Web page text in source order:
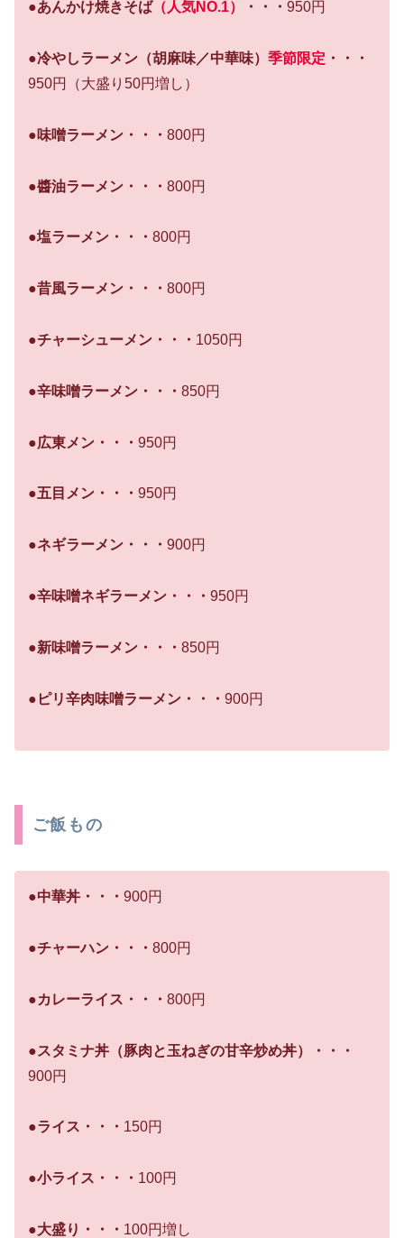
●あんかけ焼きそば（人気NO.1） ・・・ 950円
●冷やしラーメン（胡麻味／中華味） 季節限定 ・・・
950円
（大盛り50円増し）
●味噌ラーメン・・・ 800円
●醬油ラーメン・・・ 800円
●塩ラーメン・・・ 800円
●昔風ラーメン・・・ 800円
●チャーシューメン・・・ 1050円
●辛味噌ラーメン・・・ 850円
●広東メン・・・ 950円
●五目メン・・・ 950円
●ネギラーメン・・・ 900円
●辛味噌ネギラーメン・・・ 950円
●新味噌ラーメン・・・ 850円
●ピリ辛肉味噌ラーメン・・・ 900円
ご飯もの
●中華丼・・・ 900円
●チャーハン・・・ 800円
●カレーライス・・・ 800円
●スタミナ丼 （豚肉と玉ねぎの甘辛炒め丼）
・・・
900円
●ライス・・・ 150円
●小ライス・・・ 100円
●大盛り・・・ 100円増し